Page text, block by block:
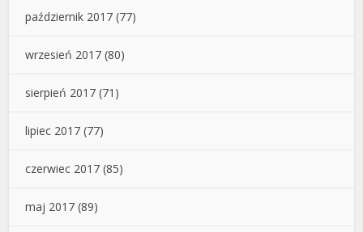
październik 2017 (77)
wrzesień 2017 (80)
sierpień 2017 (71)
lipiec 2017 (77)
czerwiec 2017 (85)
maj 2017 (89)